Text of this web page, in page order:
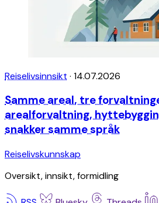
Reiselivsinnsikt · 14.07.2026
Samme areal, tre
arealforvaltning,
snakker samme språk
Reiselivskunnskap
Oversikt, innsikt, formidling